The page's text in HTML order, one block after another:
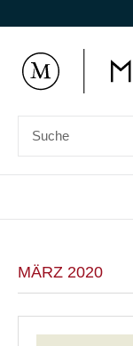
MÄRZ 2020